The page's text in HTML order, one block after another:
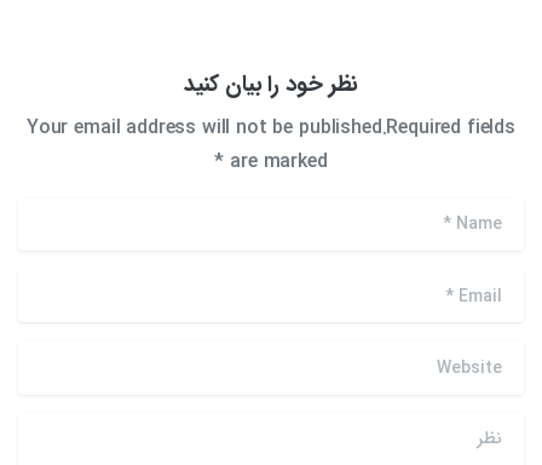
نظر خود را بیان کنید
Your email address will not be published.Required fields
are marked *
Name
*
Email
*
Website
نظر